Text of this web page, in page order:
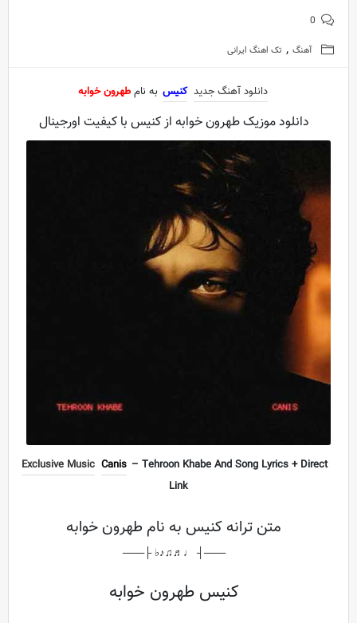
0
آهنگ , تک اهنگ ایرانی
دانلود آهنگ جدید کنیس به نام طهرون خوابه
دانلود موزیک طهرون خوابه از کنیس با کیفیت اورجینال
Exclusive Music Canis – Tehroon Khabe And Song Lyrics + Direct
Link
متن ترانه کنیس به نام طهرون خوابه
───┤ ♩♬♫♪♭ ├───
کنیس طهرون خوابه